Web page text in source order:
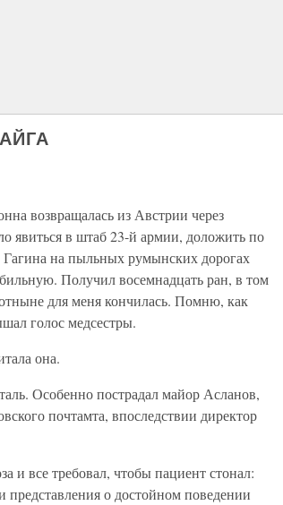
возвращалась из Австрии через
в штаб 23-й армии, доложить по
на пыльных румынских дорогах
Получил восемнадцать ран, в том
для меня кончилась. Помню, как
голос медсестры.
она.
Особенно пострадал майор Асланов,
почтамта, впоследствии директор
и все требовал, чтобы пациент стонал:
о достойном поведении